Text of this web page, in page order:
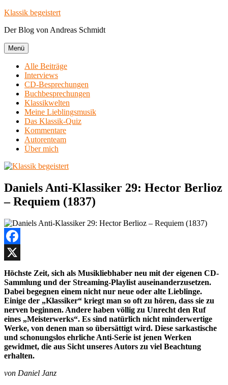
Zum
springen
Klassik begeistert
Der Blog von Andreas Schmidt
Menü
Alle Beiträge
Interviews
CD-Besprechungen
Buchbesprechungen
Klassikwelten
Meine Lieblingsmusik
Das Klassik-Quiz
Kommentare
Autorenteam
Über mich
Daniels Anti-Klassiker 29: Hector Berlioz
– Requiem (1837)
Facebook
X
Höchste Zeit, sich als Musikliebhaber neu mit der eigenen CD-
Sammlung und der Streaming-Playlist auseinanderzusetzen.
Dabei begegnen einem nicht nur neue oder alte Lieblinge.
Einige der „Klassiker“ kriegt man so oft zu hören, dass sie zu
nerven beginnen. Andere haben völlig zu Unrecht den Ruf
eines „Meisterwerks“. Es sind natürlich nicht minderwertige
Werke, von denen man so übersättigt wird. Diese sarkastische
und schonungslos ehrliche Anti-Serie ist jenen Werken
gewidmet, die aus Sicht unseres Autors zu viel Beachtung
erhalten.
von Daniel Janz